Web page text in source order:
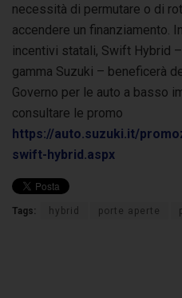
necessità di permutare o di
accendere un finanziamento.
incentivi statali, Swift Hybrid
gamma Suzuki – beneficerà
Governo per le auto a basso
consultare le promo
https://auto.suzuki.it/
swift-hybrid.aspx
Tags: hybrid porte aperte